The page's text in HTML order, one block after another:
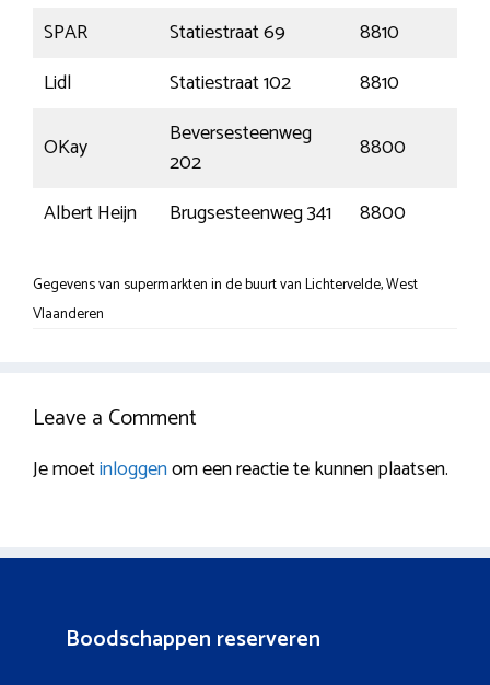
SPAR
Statiestraat 69 8810
Lidl
Statiestraat 102 8810
OKay
Beversesteenweg
202
8800
Albert Heijn
Brugsesteenweg 341 8800
Gegevens van supermarkten in de buurt van Lichtervelde, West
Vlaanderen
Leave a Comment
Je moetinloggenom een reactie te kunnen plaatsen.
Boodschappen reserveren